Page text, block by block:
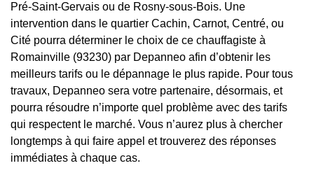
Pré-Saint-Gervais ou de Rosny-sous-Bois. Une
intervention dans le quartier Cachin, Carnot, Centré, ou
Cité pourra déterminer le choix de ce chauffagiste à
Romainville (93230) par Depanneo afin d’obtenir les
meilleurs tarifs ou le dépannage le plus rapide. Pour tous
travaux, Depanneo sera votre partenaire, désormais, et
pourra résoudre n’importe quel problème avec des tarifs
qui respectent le marché. Vous n’aurez plus à chercher
longtemps à qui faire appel et trouverez des réponses
immédiates à chaque cas.